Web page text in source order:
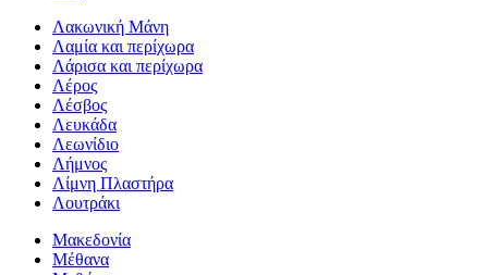
Λακωνική Μάνη
Λαμία και περίχωρα
Λάρισα και περίχωρα
Λέρος
Λέσβος
Λευκάδα
Λεωνίδιο
Λήμνος
Λίμνη Πλαστήρα
Λουτράκι
Μακεδονία
Μέθανα